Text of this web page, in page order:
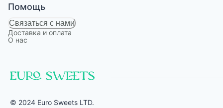
Помощь
Связаться с нами
Доставка и оплата
О нас
© 2024 Euro Sweets LTD.